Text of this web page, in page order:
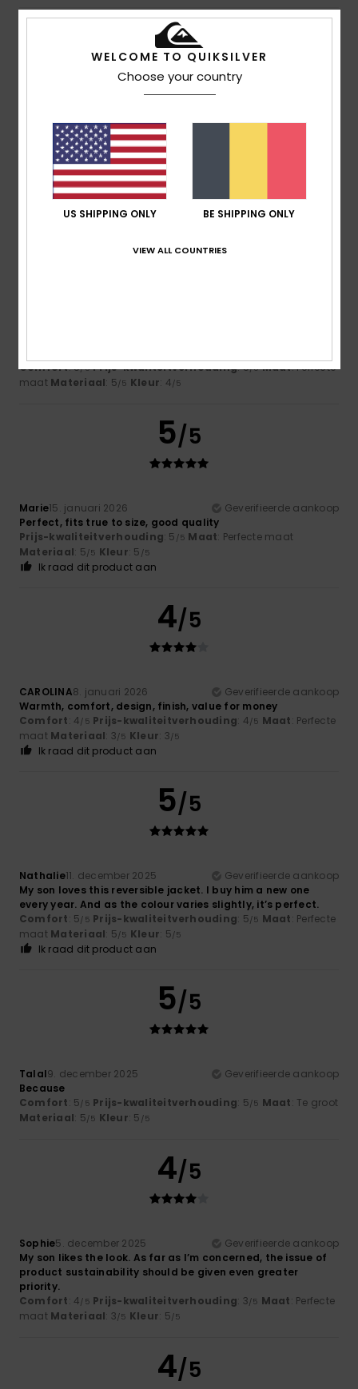
5/5
2026
aankoop
Unbeatable value for money with a 50% Black Friday
discount, top-notch comfort and great style
Comfort: 5/5 Prijs-kwaliteitverhouding
Materiaal: 5/5 Kleur: 5
Ik raad dit product aan
5/5
Comfort: 5/5 Prijs-kwaliteitverhouding: 5/5 Maat: Perfecte
maat Materiaal: 5/5 Kleur: 4/5
5/5
Marie15. januari 2026
Geverifieerde aankoop
Perfect, fits true to size, good quality
Prijs-kwaliteitverhouding: 5 /5 Maat: Perfecte maat
Materiaal: 5/5 Kleur: 5 /5
Ik raad dit product aan
4/5
CAROLINA8. januari 2026
Geverifieerde aankoop
Warmth, comfort, design, finish, value for money
Comfort: 4/5 Prijs-kwaliteitverhouding: 4/5 Maat: Perfecte
maat Materiaal: 3/5 Kleur: 3/5
Ik raad dit product aan
5/5
Nathalie11. december 2025
Geverifieerde aankoop
My son loves this reversible jacket. I buy him a new one
every year. And as the colour varies slightly, it’s perfect.
Comfort: 5/5 Prijs-kwaliteitverhouding: 5/5 Maat: Perfecte
maat Materiaal: 5/5 Kleur: 5/5
Ik raad dit product aan
5/5
Talal9. december 2025
Geverifieerde aankoop
Because
Comfort: 5/5 Prijs-kwaliteitverhouding: 5/5 Maat: Te groot
Materiaal: 5/5 Kleur: 5 /5
4/5
Sophie5. december 2025
Geverifieerde aankoop
My son likes the look. As far as I’m concerned, the issue of
product sustainability should be given even greater
priority.
Comfort: 4/5 Prijs-kwaliteitverhouding: 3/5 Maat: Perfecte
maat Materiaal: 3/5 Kleur: 5/5
4/5
WELCOME TO QUIKSILVER
Choose your country
US SHIPPING ONLY BE SHIPPING ONLY
VIEW ALL COUNTRIES